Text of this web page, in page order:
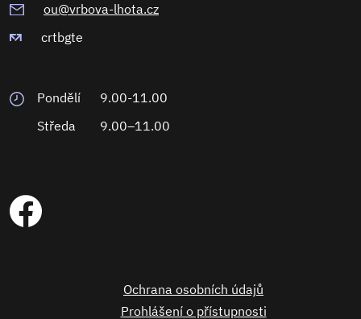
ou@vrbova-lhota.cz
crtbgte
Pondělí
9.00-11.00
Středa
9.00–11.00
Ochrana osobních údajů
Prohlášení o přístupnosti